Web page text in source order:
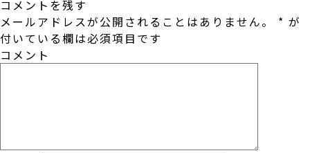
コメントを残す
メールアドレスが公開されることはありません。
* が
付いている欄は必須項目です
コメント